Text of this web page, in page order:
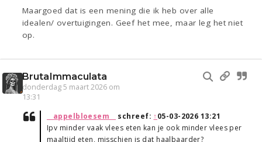
Maargoed dat is een mening die ik heb over alle
idealen/ overtuigingen. Geef het mee, maar leg het niet
op.
BrutaImmaculata
donderdag 5 maart 2026 om
13:31
__appelbloesem__
schreef: ↑05-03-2026 13:21
Ipv minder vaak vlees eten kan je ook minder vlees per
maaltijd eten, misschien is dat haalbaarder?